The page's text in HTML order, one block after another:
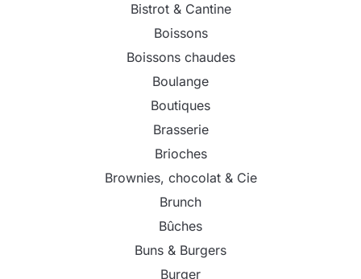
Bistrot & Cantine
Boissons
Boissons chaudes
Boulange
Boutiques
Brasserie
Brioches
Brownies, chocolat & Cie
Brunch
Bûches
Buns & Burgers
Burger